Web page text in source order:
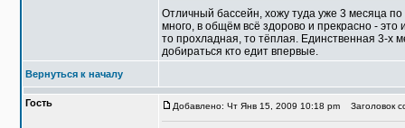
Отличный бассейн, хожу туда уже 3 месяца
много, в общём всё здорово и прекрасно -
то прохладная, то тёплая. Единственная 3-х
добираться кто едит впервые.
Вернуться к началу
Гость Добавлено: Чт Янв 15, 2009 10:18 pm Заголовок